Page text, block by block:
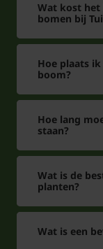
heldergroen
De takken
Kan deze
boom op
Antwoord: De
de volle zon
aan de
zolang deze
zelfs op
Wat kost het
bomen bij
Hoe plaats
boom?
Hoe lang
staan?
Wat is de
planten?
Wat is een